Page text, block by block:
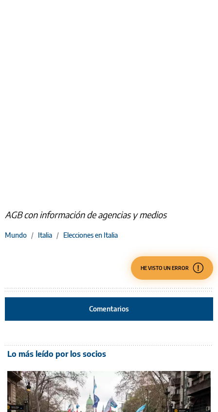
AGB con información de agencias y medios
Mundo / Italia / Elecciones en Italia
HE VISTO UN ERROR
Comentarios
Lo más leído por los socios